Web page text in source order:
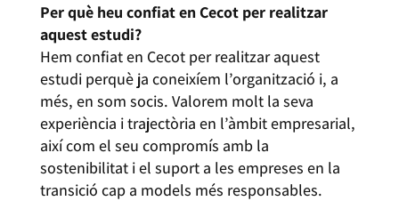
Per què heu confiat en Cecot per realitzar
aquest estudi?
Hem confiat en Cecot per realitzar aquest
estudi perquè ja coneixíem l’organització i, a
més, en som socis. Valorem molt la seva
experiència i trajectòria en l’àmbit empresarial,
així com el seu compromís amb la
sostenibilitat i el suport a les empreses en la
transició cap a models més responsables.